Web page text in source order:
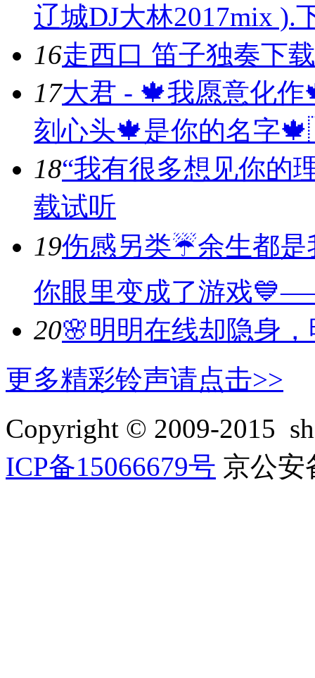
辽城DJ大林2017mix ).
16走西口 笛子独奏下载
17大君 - 🍁我愿意化
刻心头🍁是你的名字
18“我有很多想见你的
载试听
19伤感另类☔余生都
你眼里变成了游戏
20🌸明明在线却隐身
更多精彩铃声请点击>>
Copyright © 2009-2015
ICP备15066679号 京公安